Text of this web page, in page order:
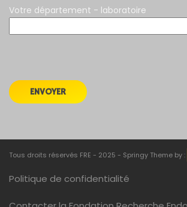
Votre département - laboratoire
Tous droits réservés FRE - 2025 - Springy Theme by :
Politique de confidentialité